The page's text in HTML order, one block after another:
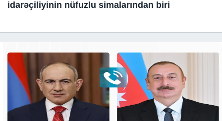
idarəçiliyinin nüfuzlu simalarından biri